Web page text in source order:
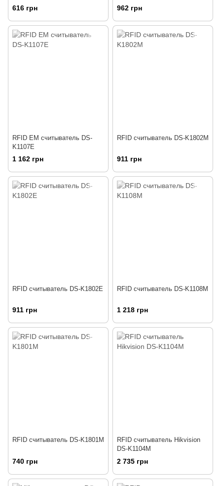
доступа
616 грн 962 грн
RFID EM считыватель DS-
K1107E
1 162 грн
RFID считыватель DS-K1802M
911 грн
RFID считыватель DS-K1802E
911 грн
RFID считыватель DS-K1108M
1 218 грн
RFID считыватель DS-K1801M
740 грн
RFID считыватель Hikvision
DS-K1104M
2 735 грн